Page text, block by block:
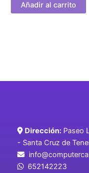
Añadir al carrito
Dirección: Paseo
- Santa Cruz de
652142223